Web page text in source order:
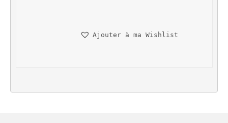
i
é
t
s
Ajouter à ma Wishlist